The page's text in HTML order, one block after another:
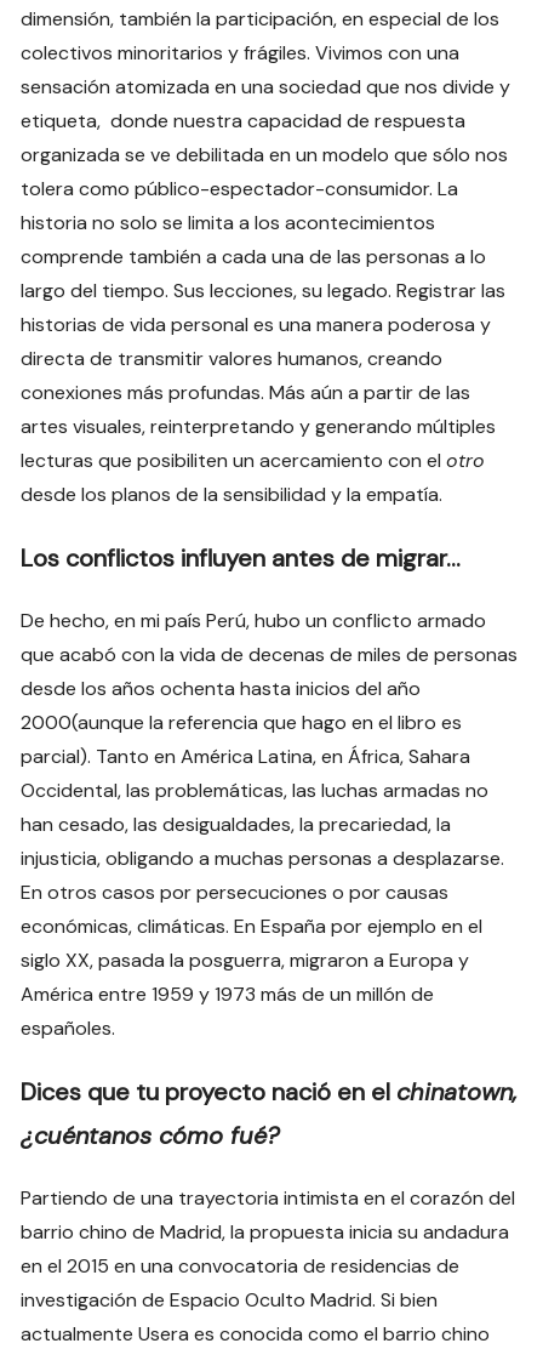
dimensión, también la participación, en especial de los
colectivos minoritarios y frágiles. Vivimos con una
sensación atomizada en una sociedad que nos divide y
etiqueta, donde nuestra capacidad de respuesta
organizada se ve debilitada en un modelo que sólo nos
tolera como público-espectador-consumidor. La
historia no solo se limita a los acontecimientos
comprende también a cada una de las personas a lo
largo del tiempo. Sus lecciones, su legado. Registrar las
historias de vida personal es una manera poderosa y
directa de transmitir valores humanos, creando
conexiones más profundas. Más aún a partir de las
artes visuales, reinterpretando y generando múltiples
lecturas que posibiliten un acercamiento con elotro
desde los planos de la sensibilidad y la empatía.
Los conflictos influyen antes de migrar…
De hecho, en mi país Perú, hubo un conflicto armado
que acabó con la vida de decenas de miles de personas
desde los años ochenta hasta inicios del año
2000(aunque la referencia que hago en el libro es
parcial). Tanto en América Latina, en África, Sahara
Occidental, las problemáticas, las luchas armadas no
han cesado, las desigualdades, la precariedad, la
injusticia, obligando a muchas personas a desplazarse.
En otros casos por persecuciones o por causas
económicas, climáticas. En España por ejemplo en el
siglo XX, pasada la posguerra, migraron a Europa y
América entre 1959 y 1973 más de un millón de
españoles.
Dices que tu proyecto nació en el chinatown,
¿cuéntanos cómo fué?
Partiendo de una trayectoria intimista en el corazón del
barrio chino de Madrid, la propuesta inicia su andadura
en el 2015 en una convocatoria de residencias de
investigación de Espacio Oculto Madrid. Si bien
actualmente Usera es conocida como el barrio chino